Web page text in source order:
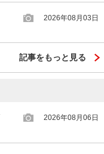
2026年08月03日
記事をもっと見る
2026年08月06日